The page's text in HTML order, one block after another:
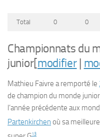
Total 0 0
Championnats du
junior[modifier|
Mathieu Faivre a remporté le
de champion du monde
l’année précédente aux
Partenkirchen où sa
13